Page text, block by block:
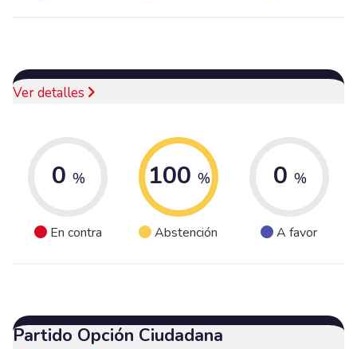
Ver detalles
0 %
En contra
100 %
Abstención
0 %
A favor
Partido Opción Ciudadana